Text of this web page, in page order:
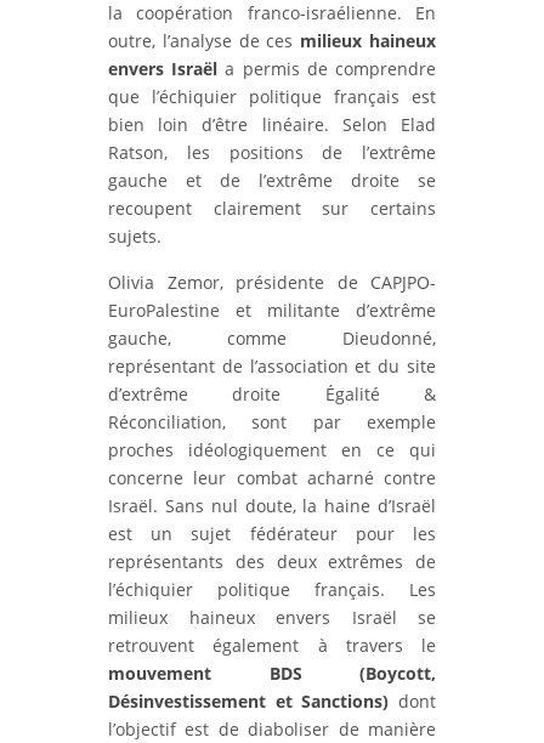
la coopération franco-israélienne. En
outre, l’analyse de ces milieux haineux
envers Israël a permis de comprendre
que l’échiquier politique français est
bien loin d’être linéaire. Selon Elad
Ratson, les positions de l’extrême
gauche et de l’extrême droite se
recoupent clairement sur certains
sujets.
Olivia Zemor, présidente de CAPJPO-
EuroPalestine et militante d’extrême
gauche, comme Dieudonné,
représentant de l’association et du site
d’extrême droite Égalité &
Réconciliation, sont par exemple
proches idéologiquement en ce qui
concerne leur combat acharné contre
Israël. Sans nul doute, la haine d’Israël
est un sujet fédérateur pour les
représentants des deux extrêmes de
l’échiquier politique français. Les
milieux haineux envers Israël se
retrouvent également à travers le
mouvement BDS (Boycott,
Désinvestissement et Sanctions) dont
l’objectif est de diaboliser de manière